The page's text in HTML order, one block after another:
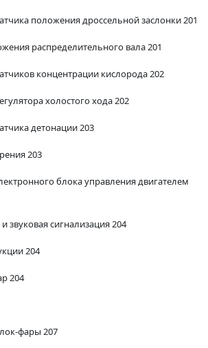
положения дроссельной заслонки 201
распределительного вала 201
концентрации кислорода 202
холостого хода 202
детонации 203
203
блока управления двигателем
звуковая сигнализация 204
204
204
фары 207